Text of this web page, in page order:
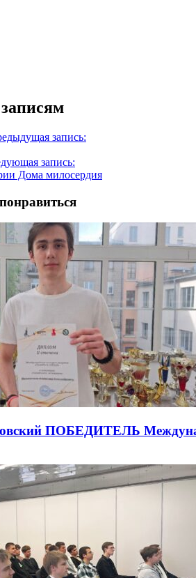
запись:
запись:
Дома милосердия
ПОБЕДИТЕЛЬ